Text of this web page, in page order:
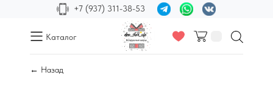
+7 (937) 311-38-53
Каталог
← Назад